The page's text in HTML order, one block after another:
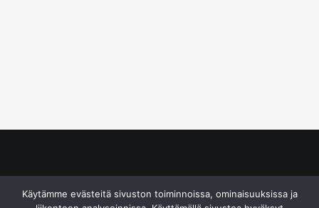
Käytämme evästeitä sivuston toiminnoissa, ominaisuuksissa ja